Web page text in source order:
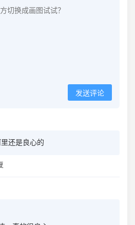
发送评论
还是良心的